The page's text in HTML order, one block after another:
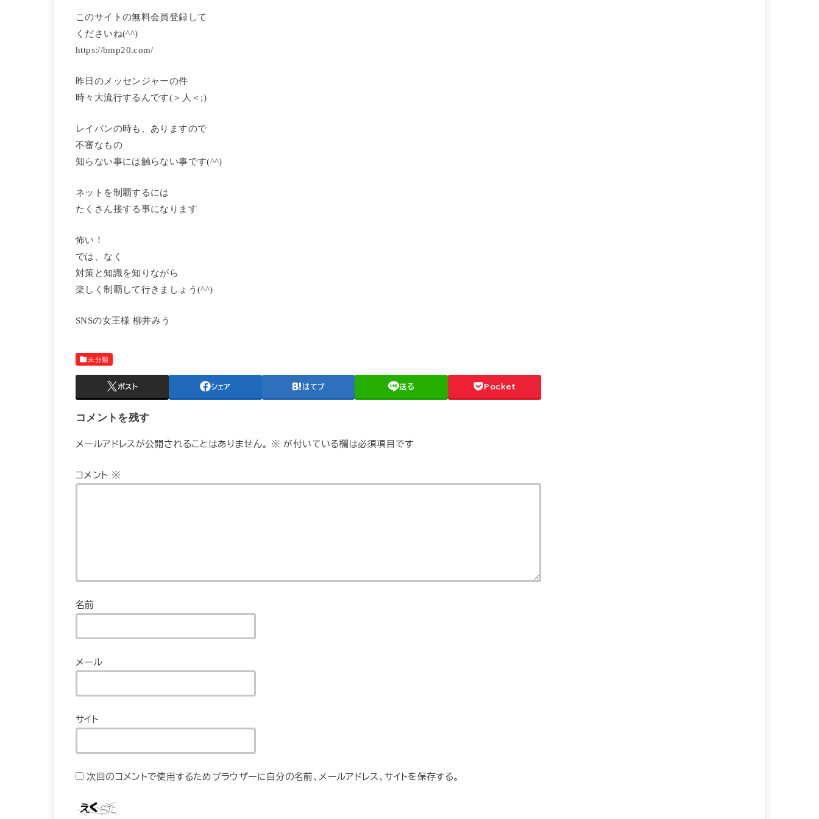
このサイトの無料会員登録して
くださいね(^^)
https://bmp20.com/
昨日のメッセンジャーの件
時々大流行するんです(＞人＜;)
レイバンの時も、ありますので
不審なもの
知らない事には触らない事です(^^)
ネットを制覇するには
たくさん接する事になります
怖い！
では、なく
対策と知識を知りながら
楽しく制覇して行きましょう(^^)
SNSの女王様 柳井みう
未分類
ポスト シェア はてブ 送る Pocket
コメントを残す
メールアドレスが公開されることはありません。 ※ が付いている欄は必須項目です
コメント ※
名前
メール
サイト
次回のコメントで使用するためブラウザーに自分の名前、メールアドレス、サイトを保存する。